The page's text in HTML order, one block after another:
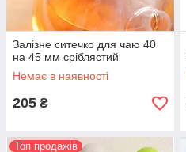
Залізне ситечко для чаю 40
на 45 мм сріблястий
Немає в наявності
205 ₴
Топ продажів